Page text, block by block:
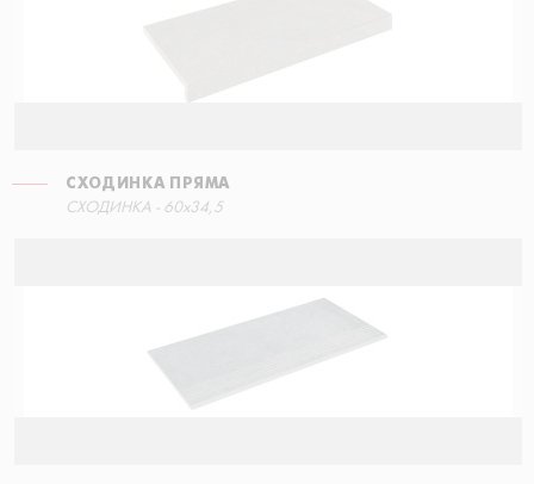
СХОДИНКА ПРЯМА
СХОДИНКА - 60x34,5
СХОДИНКА ЕКО З ПРОРІЗАМИ
30x60